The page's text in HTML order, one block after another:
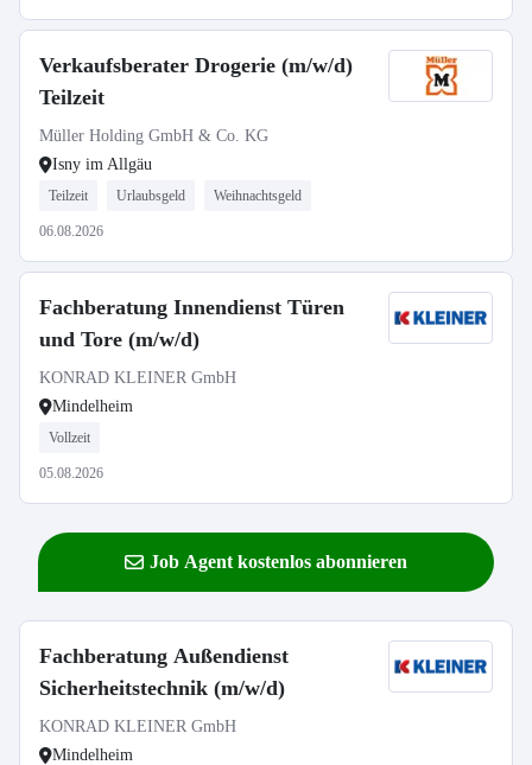
Verkaufsberater Drogerie (m/w/d)
Teilzeit
Müller Holding GmbH & Co. KG
Isny im Allgäu
Teilzeit Urlaubsgeld Weihnachtsgeld
06.08.2026
Fachberatung Innendienst Türen
und Tore (m/w/d)
KONRAD KLEINER GmbH
Mindelheim
Vollzeit
05.08.2026
Job Agent kostenlos abonnieren
Fachberatung Außendienst
Sicherheitstechnik (m/w/d)
KONRAD KLEINER GmbH
Mindelheim